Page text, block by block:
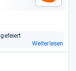
Weiterlesen